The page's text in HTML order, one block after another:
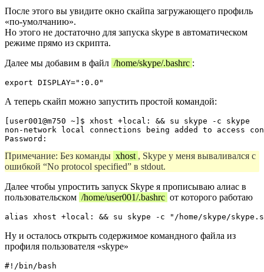
После этого вы увидите окно скайпа загружающего профиль
«по-умолчанию».
Но этого не достаточно для запуска skype в автоматическом
режиме прямо из скрипта.
Далее мы добавим в файл /home/skype/.bashrc :
А теперь скайп можно запустить простой командой:
[user001@m750 ~]$ xhost +local: && su skype -c skype
non-network local connections being added to access
Примечание: Без команды xhost , Skype у меня вываливался с
ошибкой “No protocol specified” в stdout.
Далее чтобы упростить запуск Skype я прописываю алиас в
пользовательском /home/user001/.bashrc от которого работаю
Ну и осталось открыть содержимое командного файла из
профиля пользователя «skype»
#!/bin/bash